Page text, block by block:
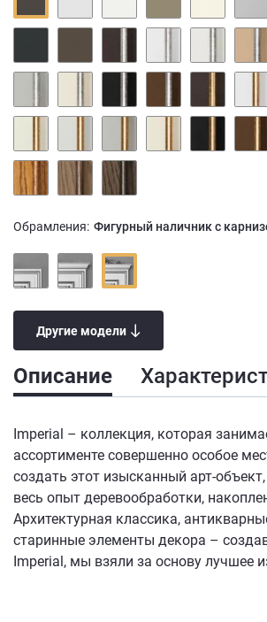
Описание
Imperial – коллекция, которая
ассортименте совершенно особое
создать этот изысканный арт-
весь опыт деревообработки,
Архитектурная классика,
старинные элементы декора –
Imperial, мы взяли за основу лучшее
Обрамления: Фигурный наличник с
Другие модели